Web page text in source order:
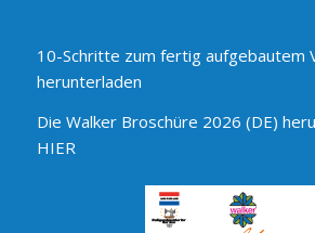
10-Schritte zum fertig aufgebautem
herunterladen
Die Walker Broschüre 2026 (DE)
HIER